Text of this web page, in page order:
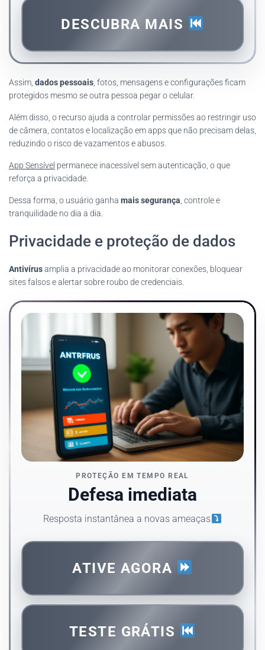
DESCUBRA MAIS
Assim, dados pessoais, fotos, mensagens e configurações ficam
protegidos mesmo se outra pessoa pegar o celular.
Além disso, o recurso ajuda a controlar permissões ao restringir uso
de câmera, contatos e localização em apps que não precisam delas,
reduzindo o risco de vazamentos e abusos.
App Sensível permanece inacessível sem autenticação, o que
reforça a privacidade.
Dessa forma, o usuário ganha mais segurança, controle e
tranquilidade no dia a dia.
Privacidade e proteção de dados
Antivírusamplia a privacidade ao monitorar conexões, bloquear
sites falsos e alertar sobre roubo de credenciais.
PROTEÇÃO EM TEMPO REAL
Defesa imediata
Resposta instantânea a novas ameaças
ATIVE AGORA
TESTE GRÁTIS